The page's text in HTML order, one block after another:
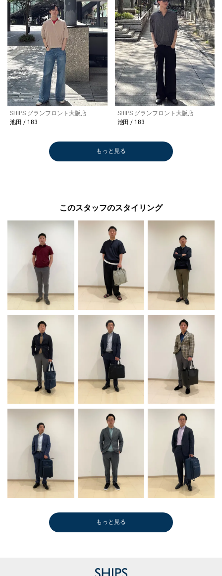
SHIPS グランフロント大阪店
池田 / 183
SHIPS グランフロント大阪店
池田 / 183
もっと見る
このスタッフのスタイリング
もっと見る